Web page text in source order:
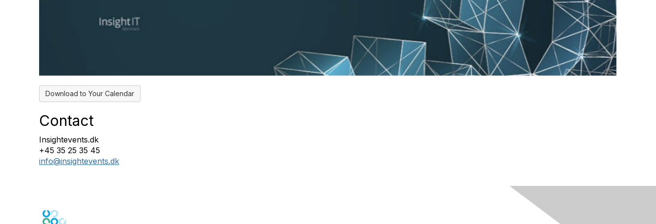
Download to Your Calendar
Contact
Insightevents.dk
+45 35 25 35 45
info@insightevents.dk